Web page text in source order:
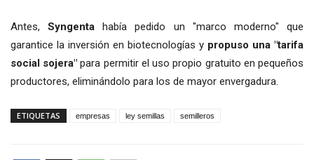
Antes, Syngenta había pedido un "marco moderno" que
garantice la inversión en biotecnologías y propuso una "tarifa
social sojera" para permitir el uso propio gratuito en pequeños
productores, eliminándolo para los de mayor envergadura.
ETIQUETAS empresas ley semillas semilleros